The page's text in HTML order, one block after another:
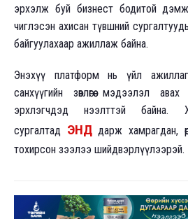
эрхэлж буй бизнест бодитой
чиглэсэн ахисан түвшний
байгуулахаар ажиллаж байна.
Энэхүү платформ нь үйл
санхүүгийн зөвлөгөө мэдээлэл
эрхлэгчдэд нээлттэй байна.
сургалтад ЭНДдарж хамрагдан,
тохирсон зээлээ шийдвэрлүүлээрэй.